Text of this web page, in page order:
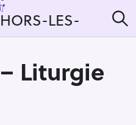
LES-
e
Liturgie